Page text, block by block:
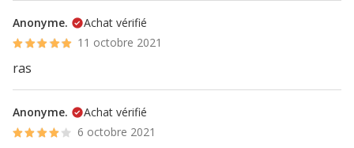
Anonyme.
Achat vérifié
11 octobre 2021
ras
Anonyme.
Achat vérifié
6 octobre 2021